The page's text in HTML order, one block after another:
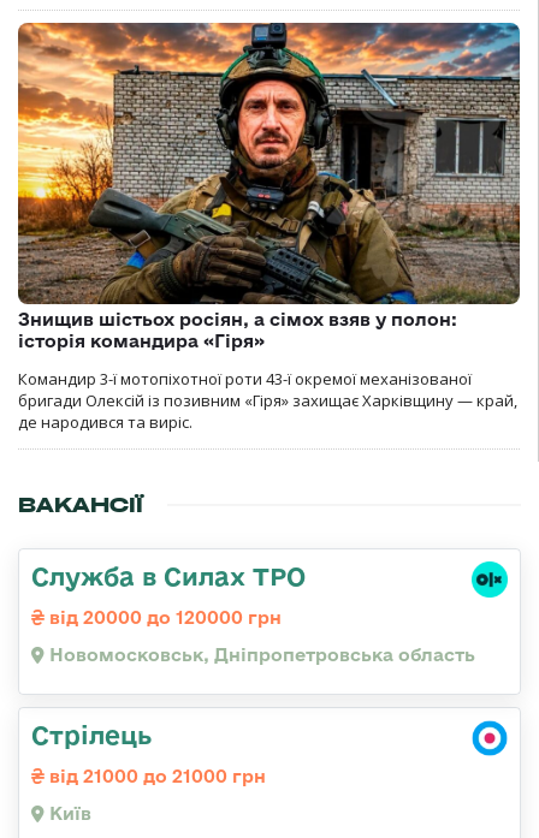
Знищив шістьох росіян, а сімох взяв у полон:
історія командира «Гіря»
Командир 3-ї мотопіхотної роти 43-ї окремої механізованої
бригади Олексій із позивним «Гіря» захищає Харківщину — край,
де народився та виріс.
ВАКАНСІЇ
Служба в Силах ТРО
від 20000 до 120000 грн
Новомосковськ, Дніпропетровська область
Стрілець
від 21000 до 21000 грн
Київ